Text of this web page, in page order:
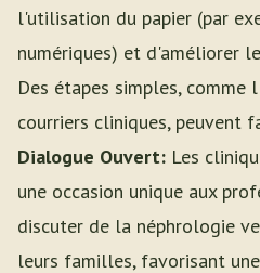
l'utilisation du papier (par
numériques) et d'améliorer
Des étapes simples, comme
courriers cliniques, peuvent
Dialogue Ouvert: Les
une occasion unique aux
discuter de la néphrologie
leurs familles, favorisant